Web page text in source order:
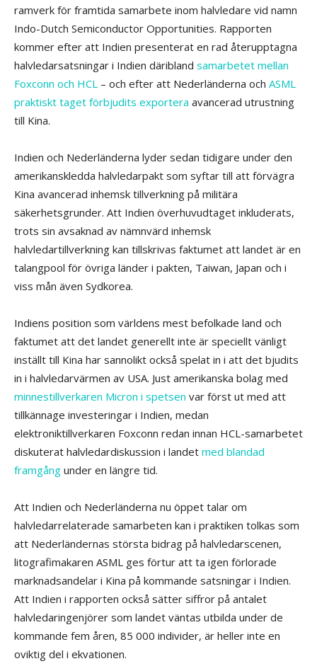
ramverk för framtida samarbete inom halvledare vid namn
Indo-Dutch Semiconductor Opportunities. Rapporten
kommer efter att Indien presenterat en rad återupptagna
halvledarsatsningar i Indien däribland samarbetet mellan
Foxconn och HCL – och efter att Nederländerna och ASML
praktiskt taget förbjudits exportera avancerad utrustning
till Kina.
Indien och Nederländerna lyder sedan tidigare under den
amerikanskledda halvledarpakt som syftar till att förvägra
Kina avancerad inhemsk tillverkning på militära
säkerhetsgrunder. Att Indien överhuvudtaget inkluderats,
trots sin avsaknad av nämnvärd inhemsk
halvledartillverkning kan tillskrivas faktumet att landet är en
talangpool för övriga länder i pakten, Taiwan, Japan och i
viss mån även Sydkorea.
Indiens position som världens mest befolkade land och
faktumet att det landet generellt inte är speciellt vänligt
inställt till Kina har sannolikt också spelat in i att det bjudits
in i halvledarvärmen av USA. Just amerikanska bolag med
minnestillverkaren Micron i spetsen var först ut med att
tillkännage investeringar i Indien, medan
elektroniktillverkaren Foxconn redan innan HCL-samarbetet
diskuterat halvledardiskussion i landet med blandad
framgång under en längre tid.
Att Indien och Nederländerna nu öppet talar om
halvledarrelaterade samarbeten kan i praktiken tolkas som
att Nederländernas största bidrag på halvledarscenen,
litografimakaren ASML ges förtur att ta igen förlorade
marknadsandelar i Kina på kommande satsningar i Indien.
Att Indien i rapporten också sätter siffror på antalet
halvledaringenjörer som landet väntas utbilda under de
kommande fem åren, 85 000 individer, är heller inte en
oviktig del i ekvationen.